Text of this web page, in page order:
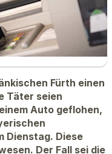
Fürth einen
Täter seien
Auto geflohen,
Dienstag. Diese
Der Fall sei die